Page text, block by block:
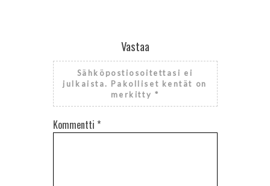
Vastaa
Sähköpostiosoitettasi ei
julkaista. Pakolliset kentät on
merkitty *
Kommentti *